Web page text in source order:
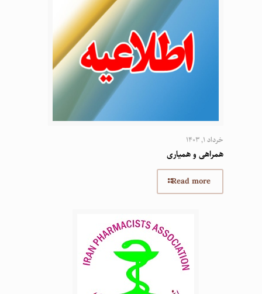
خرداد 1, 1403
همراهی و همیاری
Read more